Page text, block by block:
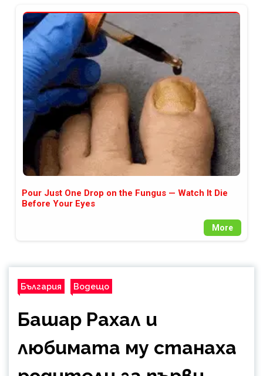
Pour Just One Drop on the Fungus — Watch It Die
Before Your Eyes
More
България Водещо
Башар Рахал и
любимата му станаха